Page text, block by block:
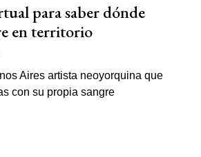
para saber dónde
en territorio